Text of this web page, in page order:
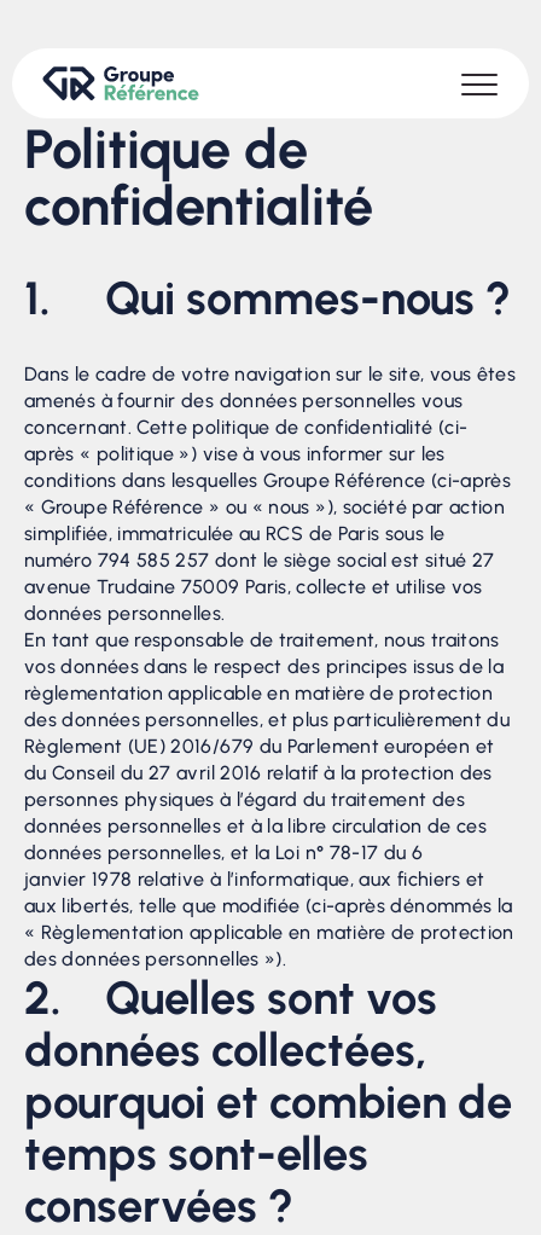
Politique de
confidentialité
1. Qui sommes-nous ?
Dans le cadre de votre navigation sur le site, vous êtes
amenés à fournir des données personnelles vous
concernant. Cette politique de confidentialité (ci-
après « politique ») vise à vous informer sur les
conditions dans lesquelles Groupe Référence (ci-après
« Groupe Référence » ou « nous »), société par action
simplifiée, immatriculée au RCS de Paris sous le
numéro 794 585 257 dont le siège social est situé 27
avenue Trudaine 75009 Paris, collecte et utilise vos
données personnelles.
En tant que responsable de traitement, nous traitons
vos données dans le respect des principes issus de la
règlementation applicable en matière de protection
des données personnelles, et plus particulièrement du
Règlement (UE) 2016/679 du Parlement européen et
du Conseil du 27 avril 2016 relatif à la protection des
personnes physiques à l’égard du traitement des
données personnelles et à la libre circulation de ces
données personnelles, et la Loi n° 78-17 du 6
janvier 1978 relative à l’informatique, aux fichiers et
aux libertés, telle que modifiée (ci-après dénommés la
« Règlementation applicable en matière de protection
des données personnelles »).
2. Quelles sont vos
données collectées,
pourquoi et combien de
temps sont-elles
conservées ?